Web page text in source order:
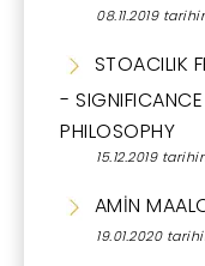
08.11.2019
STOACILIK
-
PHILOSOPHY
15.12.2019
AMİN
19.01.2020